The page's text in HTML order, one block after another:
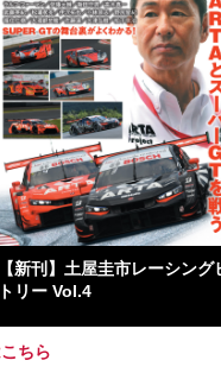
【新刊】土屋圭市レーシング
トリー Vol.4
ちら